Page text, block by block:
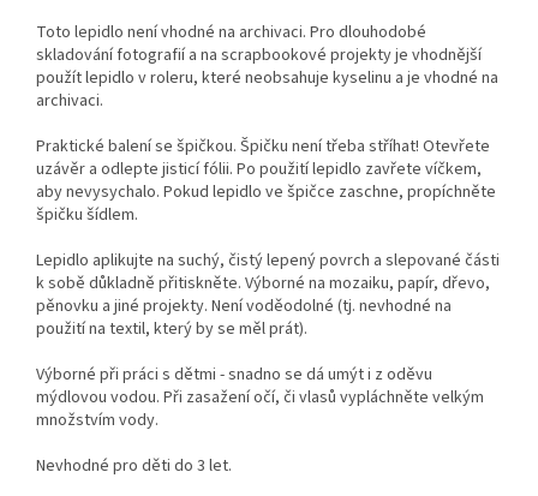
Toto lepidlo není vhodné na archivaci. Pro dlouhodobé
skladování fotografií a na scrapbookové projekty je vhodnější
použít lepidlo v roleru, které neobsahuje kyselinu a je vhodné na
archivaci.
Praktické balení se špičkou. Špičku není třeba stříhat! Otevřete
uzávěr a odlepte jisticí fólii. Po použití lepidlo zavřete víčkem,
aby nevysychalo. Pokud lepidlo ve špičce zaschne, propíchněte
špičku šídlem.
Lepidlo aplikujte na suchý, čistý lepený povrch a slepované části
k sobě důkladně přitiskněte. Výborné na mozaiku, papír, dřevo,
pěnovku a jiné projekty. Není voděodolné (tj. nevhodné na
použití na textil, který by se měl prát).
Výborné při práci s dětmi - snadno se dá umýt i z oděvu
mýdlovou vodou. Při zasažení očí, či vlasů vypláchněte velkým
množstvím vody.
Nevhodné pro děti do 3 let.